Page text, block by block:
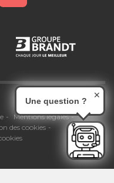
Mentions légales
des cookies
Une question ?
✕